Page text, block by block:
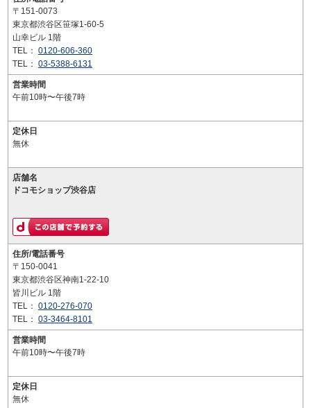
〒151-0073
東京都渋谷区笹塚1-60-5
山幸ビル 1階
TEL： 0120-606-360
TEL： 03-5388-6131
営業時間
午前10時〜午後7時
定休日
無休
店舗名
ドコモショップ渋谷店
住所/電話番号
〒150-0041
東京都渋谷区神南1-22-10
皆川ビル 1階
TEL： 0120-276-070
TEL： 03-3464-8101
営業時間
午前10時〜午後7時
定休日
無休